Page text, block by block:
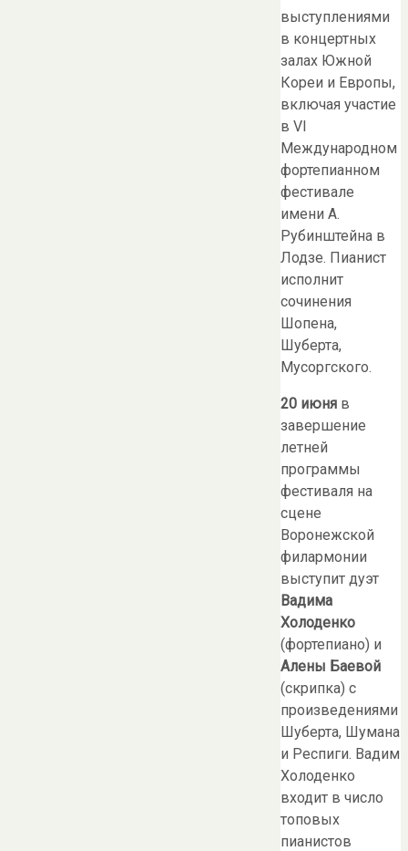
выступлениями
в концертных
залах Южной
Кореи и Европы,
включая участие
в VI
Международном
фортепианном
фестивале
имени А.
Рубинштейна в
Лодзе. Пианист
исполнит
сочинения
Шопена,
Шуберта,
Мусоргского.
20 июня в
завершение
летней
программы
фестиваля на
сцене
Воронежской
филармонии
выступит дуэт
Вадима
Холоденко
(фортепиано) и
Алены Баевой
(скрипка) с
произведениями
Шуберта, Шумана
и Респиги. Вадим
Холоденко
входит в число
топовых
пианистов